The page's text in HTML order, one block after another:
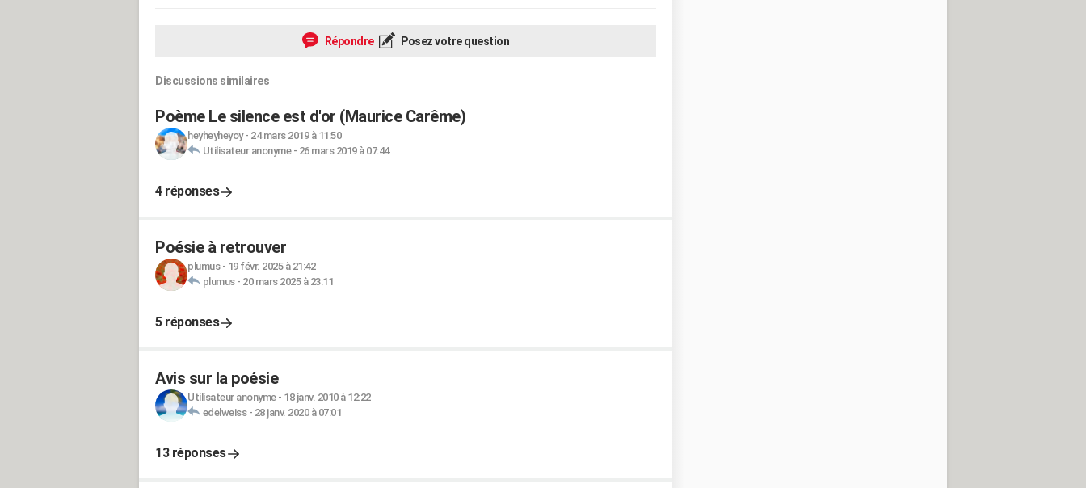
Répondre Posez votre question
Discussions similaires
Poème Le silence est d'or (Maurice Carême)
heyheyheyoy- 24 mars 2019 à 11:50
Utilisateur anonyme- 26 mars 2019 à 07:44
4 réponses
Poésie à retrouver
plumus- 19 févr. 2025 à 21:42
plumus- 20 mars 2025 à 23:11
5 réponses
Avis sur la poésie
Utilisateur anonyme- 18 janv. 2010 à 12:22
edelweiss- 28 janv. 2020 à 07:01
13 réponses